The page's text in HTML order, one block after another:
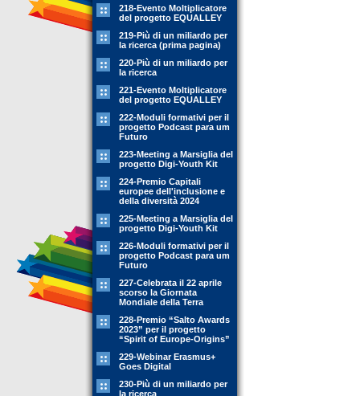
218-Evento Moltiplicatore
del progetto EQUALLEY
219-Più di un miliardo per
la ricerca (prima pagina)
220-Più di un miliardo per
la ricerca
221-Evento Moltiplicatore
del progetto EQUALLEY
222-Moduli formativi per il
progetto Podcast para um
Futuro
223-Meeting a Marsiglia del
progetto Digi-Youth Kit
224-Premio Capitali
europee dell'inclusione e
della diversità 2024
225-Meeting a Marsiglia del
progetto Digi-Youth Kit
226-Moduli formativi per il
progetto Podcast para um
Futuro
227-Celebrata il 22 aprile
scorso la Giornata
Mondiale della Terra
228-Premio “Salto Awards
2023” per il progetto
“Spirit of Europe-Origins”
229-Webinar Erasmus+
Goes Digital
230-Più di un miliardo per
la ricerca